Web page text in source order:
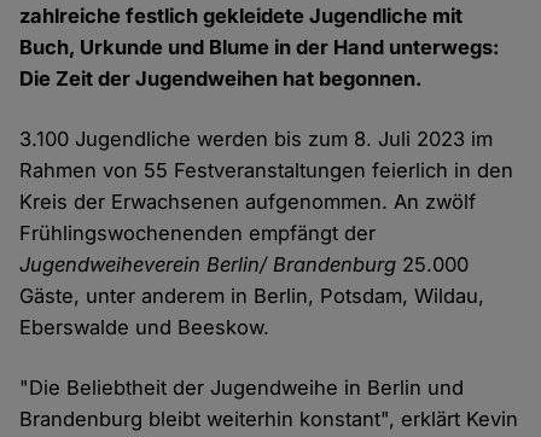
zahlreiche festlich gekleidete Jugendliche mit
Buch, Urkunde und Blume in der Hand unterwegs:
Die Zeit der Jugendweihen hat begonnen.
3.100 Jugendliche werden bis zum 8. Juli 2023 im
Rahmen von 55 Festveranstaltungen feierlich in den
Kreis der Erwachsenen aufgenommen. An zwölf
Frühlingswochenenden empfängt der
Jugendweiheverein Berlin/ Brandenburg 25.000
Gäste, unter anderem in Berlin, Potsdam, Wildau,
Eberswalde und Beeskow.
"Die Beliebtheit der Jugendweihe in Berlin und
Brandenburg bleibt weiterhin konstant", erklärt Kevin